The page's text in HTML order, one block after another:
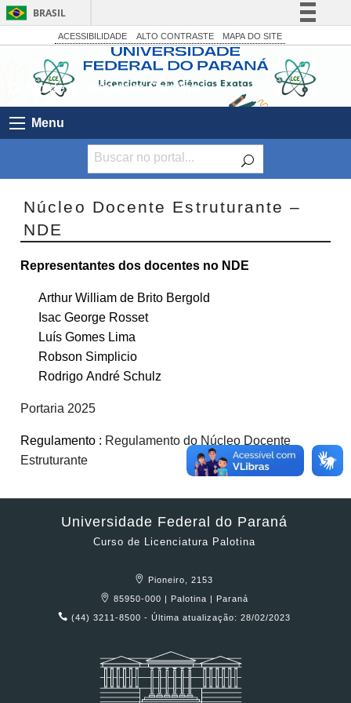
BRASIL
Simplifique!
Comunica BR
Participe
Acesso à informação
Canais
ACESSIBILIDADE ALTO CONTRASTE MAPA DO SITE
Curso de Licenciatura Palotina
Menu
Núcleo Docente Estruturante –
NDE
Representantes dos docentes no NDE
Arthur William de Brito Bergold
Isac George Rosset
Luís Gomes Lima
Robson Simplicio
Rodrigo André Schulz
Portaria 2025
Regulamento : Regulamento do Núcleo Docente
Estruturante
Universidade Federal do Paraná
Curso de Licenciatura Palotina
Pioneiro, 2153
85950-000 | Palotina | Paraná
(44) 3211-8500 - Última atualização: 28/02/2023